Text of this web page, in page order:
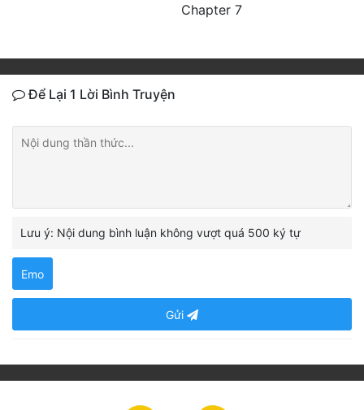
Chapter 7
Để Lại 1 Lời Bình Truyện
Lưu ý: Nội dung bình luận không vượt quá 500 ký tự
Emo
Gửi